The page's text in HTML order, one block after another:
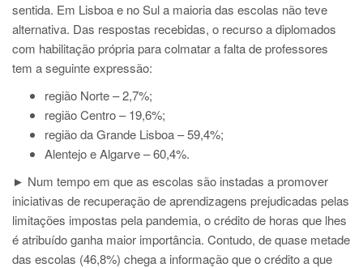
sentida. Em Lisboa e no Sul a maioria das escolas não teve
alternativa. Das respostas recebidas, o recurso a diplomados
com habilitação própria para colmatar a falta de professores
tem a seguinte expressão:
região Norte – 2,7%;
região Centro – 19,6%;
região da Grande Lisboa – 59,4%;
Alentejo e Algarve – 60,4%.
► Num tempo em que as escolas são instadas a promover
iniciativas de recuperação de aprendizagens prejudicadas pelas
limitações impostas pela pandemia, o crédito de horas que lhes
é atribuído ganha maior importância. Contudo, de quase metade
das escolas (46,8%) chega a informação que o crédito a que